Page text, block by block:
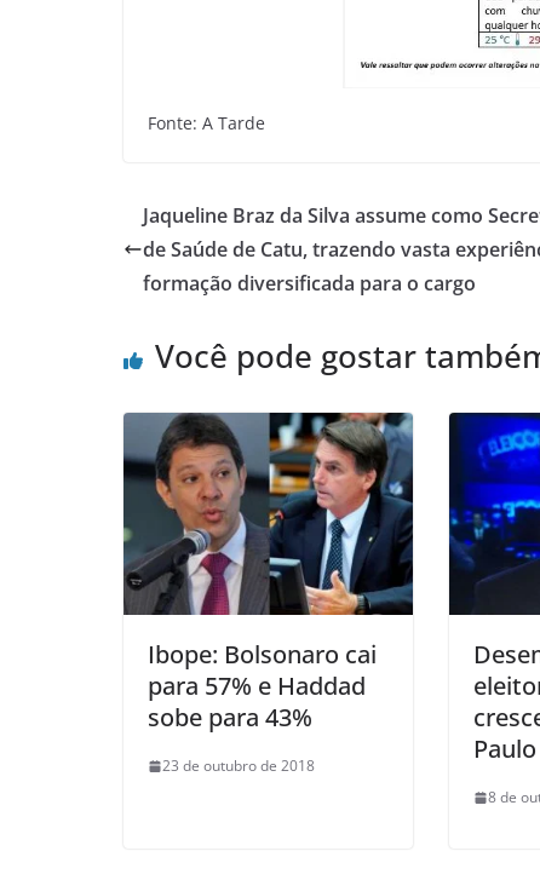
Fonte: A Tarde
Jaqueline Braz da Silva assume como
de Saúde de Catu, trazendo vasta
formação diversificada para o cargo
Você pode gostar
Ibope: Bolsonaro cai
para 57% e Haddad
sobe para 43%
23 de outubro de 2018
Paulo
8 de